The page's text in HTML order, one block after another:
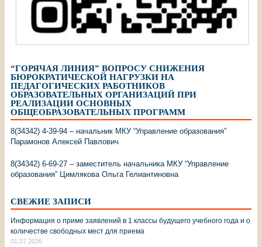
“ГОРЯЧАЯ ЛИНИЯ” ВОПРОСУ СНИЖЕНИЯ
БЮРОКРАТИЧЕСКОЙ НАГРУЗКИ НА
ПЕДАГОГИЧЕСКИХ РАБОТНИКОВ
ОБРАЗОВАТЕЛЬНЫХ ОРГАНИЗАЦИЙ ПРИ
РЕАЛИЗАЦИИ ОСНОВНЫХ
ОБЩЕОБРАЗОВАТЕЛЬНЫХ ПРОГРАММ
8(34342) 4-39-94 – начальник МКУ “Управление образования”
Парамонов Алексей Павлович
8(34342) 6-69-27 – заместитель начальника МКУ “Управление
образования” Цимлякова Ольга Гелиантиновна
СВЕЖИЕ ЗАПИСИ
Информация о приме заявлений в 1 классы будущего учебного года и о
количестве свободных мест для приема
01.07.2026